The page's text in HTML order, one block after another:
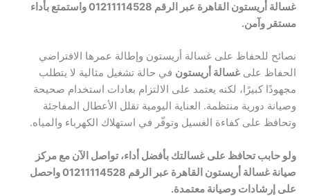
غسالة أريستون القاهرة عبر الرقم 01211114528 واستمتع بأداء
مستقر وآمن.
نصائح للحفاظ على غسالة أريستون وإطالة عمرها الافتراضي
الحفاظ على غسالة أريستون في حالة تشغيل مثالية لا يتطلب
مجهودًا كبيرًا، لكنه يعتمد على الالتزام بعادات استخدام صحيحة
وصيانة دورية منتظمة. العناية اليومية تقلل الأعطال المفاجئة
وتحافظ على كفاءة الغسيل وتوفّر في استهلاك الكهرباء والمياه.
ولو حابب تحافظ على غسالتك بأفضل أداء، تواصل الآن مع مركز
صيانة غسالة أريستون القاهرة عبر الرقم 01211114528 واحصل
على إرشادات وصيانة معتمدة.